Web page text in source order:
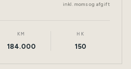
inkl. moms og afgift
KM
184.000
HK
150